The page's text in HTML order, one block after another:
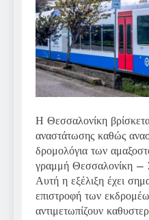
Η Θεσσαλονίκη
αναστάτωσης καθώς
δρομολόγια των
γραμμή Θεσσαλονίκη –
Αυτή η εξέλιξη έχει
επιστροφή των
αντιμετωπίζουν